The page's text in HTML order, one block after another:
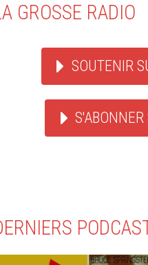
GROSSE RADIO
SOUTENIR
S'ABONNER